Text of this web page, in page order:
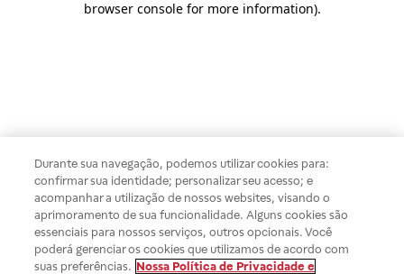
browser console for more information).
Durante sua navegação, podemos utilizar cookies para:
confirmar sua identidade; personalizar seu acesso; e
acompanhar a utilização de nossos websites, visando o
aprimoramento de sua funcionalidade. Alguns cookies são
essenciais para nossos serviços, outros opcionais. Você
poderá gerenciar os cookies que utilizamos de acordo com
suas preferências. Nossa Política de Privacidade e